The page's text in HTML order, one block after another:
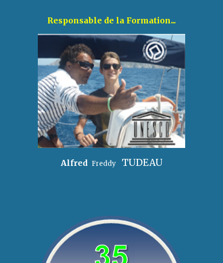
Responsable de la Formation...
Alfred Freddy TUDEAU